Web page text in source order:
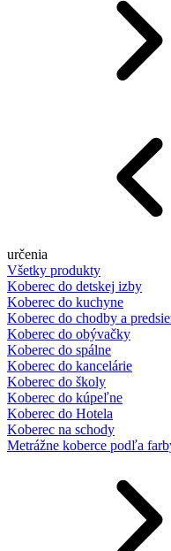
určenia
Všetky produkty
Koberec do detskej izby
Koberec do kuchyne
Koberec do chodby a
Koberec do obývačky
Koberec do spálne
Koberec do kancelárie
Koberec do školy
Koberec do kúpeľne
Koberec do Hotela
Koberec na schody
Metrážne koberce podľa